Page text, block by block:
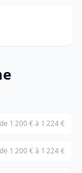
de 1 200 € à 1 224 €
de 1 200 € à 1 224 €